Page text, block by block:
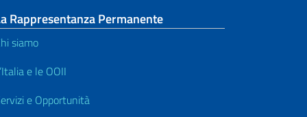
Rappresentanza Permanente
siamo
e le OOII
e Opportunità